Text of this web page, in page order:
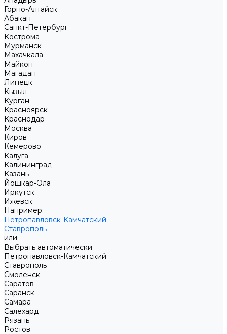
Горно-Алтайск
Абакан
Санкт-Петербург
Кострома
Мурманск
Махачкала
Майкоп
Магадан
Липецк
Кызыл
Курган
Красноярск
Краснодар
Москва
Киров
Кемерово
Калуга
Калининград
Казань
Йошкар-Ола
Иркутск
Ижевск
Например:
Петропавловск-Камчатский
Ставрополь
или
Выбрать автоматически
Петропавловск-Камчатский
Ставрополь
Смоленск
Саратов
Саранск
Самара
Салехард
Рязань
Ростов